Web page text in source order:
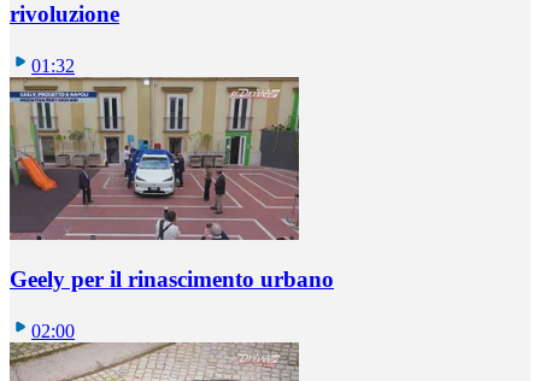
rivoluzione
01:32
Geely per il rinascimento urbano
02:00